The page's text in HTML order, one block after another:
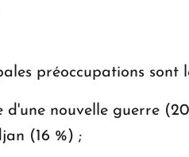
préoccupations sont
d'une nouvelle guerre
(16 %) ;